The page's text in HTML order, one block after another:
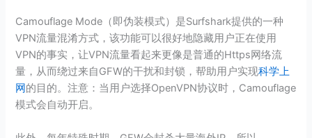
Camouflage Mode（即伪装模式）是Surfshark提供的一种
VPN流量混淆方式，该功能可以很好地隐藏用户正在使用
VPN的事实，让VPN流量看起来更像是普通的Https网络流
量，从而绕过来自GFW的干扰和封锁，帮助用户实现科学上
网 的目的。注意：当用户选择OpenVPN协议时，Camouflage
模式会自动开启。